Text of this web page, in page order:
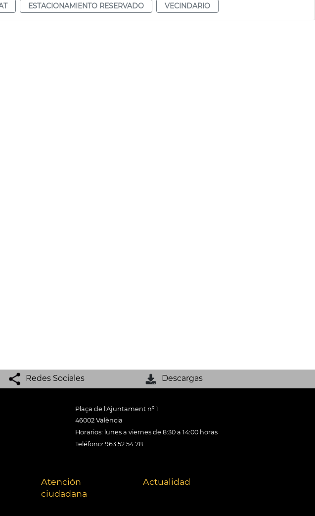
ESTACIONAMIENTO RESERVADO VECINDARIO
Redes Sociales Descargas
Plaça de l'Ajuntament nº 1
46002 València
Horarios: lunes a viernes de 8:30 a 14:00 horas
Teléfono: 963 52 54 78
Atención
ciudadana
Actualidad